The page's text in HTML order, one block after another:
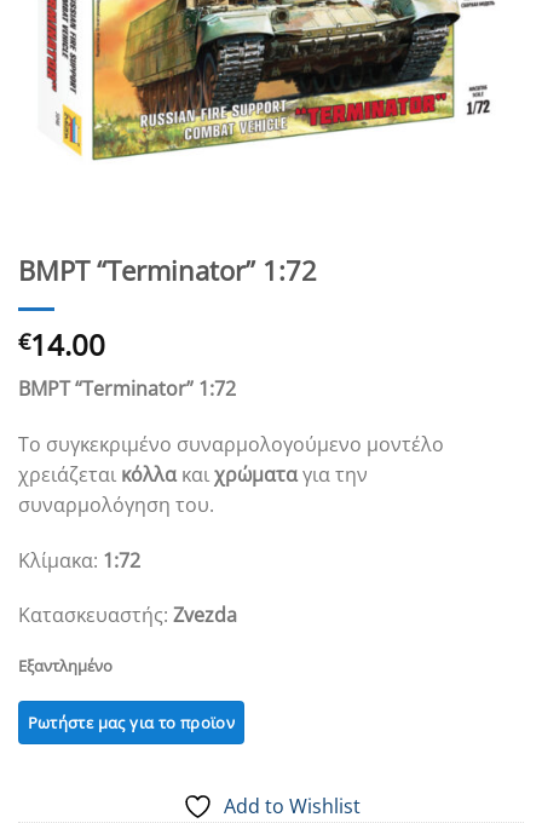
BMPT “Terminator” 1:72
€14.00
BMPT “Terminator” 1:72
Το συγκεκριμένο συναρμολογούμενο μοντέλο
χρειάζεται κόλλακαιχρώματαγια την
συναρμολόγηση του.
Κλίμακα: 1:72
Κατασκευαστής: Zvezda
Εξαντλημένο
Add to Wishlist